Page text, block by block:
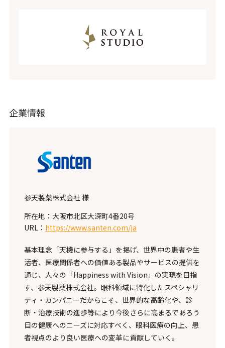
企業情報
参天製薬株式会社 様
所在地：大阪市北区大深町4番20号
URL： https://www.santen.com/ja
基本理念「天機に参与する」を掲げ、世界中の患者や生
活者、医療関係者への価値ある製品やサービスの提供を
通じ、人々の「Happiness with Vision」の実現を目指
す、参天製薬株式会社。眼科領域に特化したスペシャリ
ティ・カンパニーだからこそ、世界的な高齢化や、診
断・治療技術の進歩等により今後さらに高まるであろう
目の健康へのニーズに対応すべく、眼科医療の向上、患
者視点のより良い医療への変革に貢献していく。